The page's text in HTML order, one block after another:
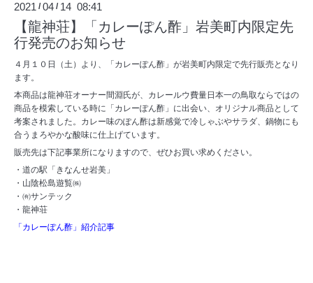
2021 /04 / 14 08:41
【龍神荘】「カレーぽん酢」岩美町内限定先
行発売のお知らせ
４月１０日（土）より、「カレーぽん酢」が岩美町内限定で先行販売となり
ます。
本商品は龍神荘オーナー間淵氏が、カレールウ費量日本一の鳥取ならではの
商品を模索している時に「カレーぽん酢」に出会い、オリジナル商品として
考案されました。カレー味のぽん酢は新感覚で冷しゃぶやサラダ、鍋物にも
合うまろやかな酸味に仕上げています。
販売先は下記事業所になりますので、ぜひお買い求めください。
・道の駅「きなんせ岩美」
・山陰松島遊覧㈱
・㈲サンテック
・龍神荘
「カレーぽん酢」紹介記事